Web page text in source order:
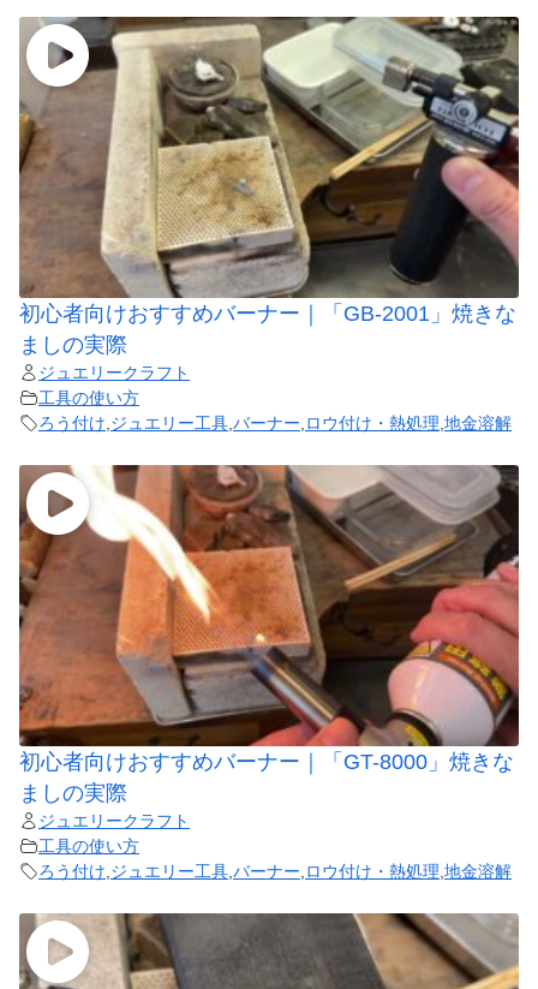
初心者向けおすすめバーナー｜「GB-2001」焼きな
ましの実際
ジュエリークラフト
工具の使い方
ろう付け ジュエリー工具 バーナー ロウ付け・熱処理 地金溶解
初心者向けおすすめバーナー｜「GT-8000」焼きな
ましの実際
ジュエリークラフト
工具の使い方
ろう付け ジュエリー工具 バーナー ロウ付け・熱処理 地金溶解